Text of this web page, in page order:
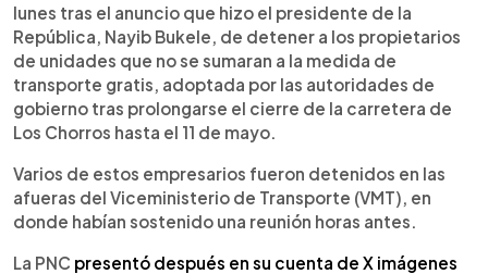
lunes tras el anuncio que hizo el presidente de la
República, Nayib Bukele, de detener a los propietarios
de unidades que no se sumaran a la medida de
transporte gratis, adoptada por las autoridades de
gobierno tras prolongarse el cierre de la carretera de
Los Chorros hasta el 11 de mayo.
Varios de estos empresarios fueron detenidos en las
afueras del Viceministerio de Transporte (VMT), en
donde habían sostenido una reunión horas antes.
La PNC presentó después en su cuenta de X imágenes